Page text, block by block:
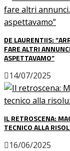
DE LAURENTIIS:
FARE ALTRI
ASPETTAVAMO”
14/07/2025
IL RETROSCENA:
TECNICO ALLA
16/06/2025